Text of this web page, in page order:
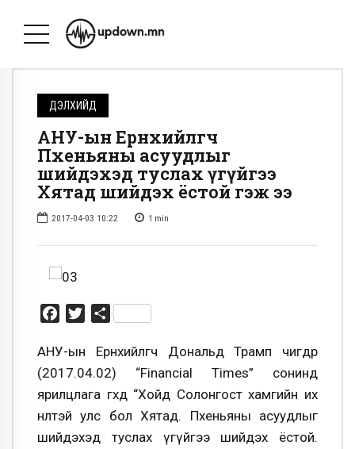
ДЭЛХИЙД
АНУ-ын Ерөнхийлөгч
Пхеньяны асуудлыг
шийдэхэд туслах үгүйгээ
Хятад шийдэх ёстой гэж ээ
2017-04-03 10:22 1 min
Facebook
TwitterShare
АНУ-ын Ерөнхийлөгч Дональд Трамп өчигдөр
(2017.04.02) “Financial Times” сонинд
ярилцлага өгөхдөө “Хойд Солонгост хамгийн их
нөлөөтэй улс бол Хятад. Пхеньяны асуудлыг
шийдэхэд туслах үгүйгээ шийдэх ёстой.